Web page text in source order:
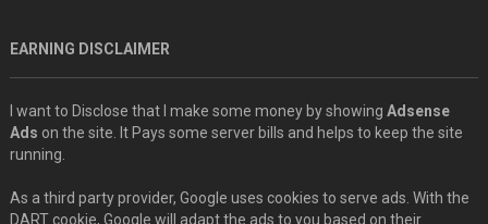
EARNING DISCLAIMER
I want to Disclose that I make some money by showing Adsense
Ads on the site. It Pays some server bills and helps to keep the site
running.
As a third party provider, Google uses cookies to serve ads. With the
DART cookie, Google will adapt the ads to you based on their